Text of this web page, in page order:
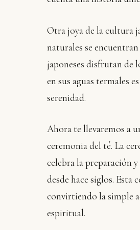
Otra joya de la cultura
naturales se
japoneses disfrutan de
en sus aguas termales
serenidad.
Ahora te llevaremos a
ceremonia del té. La
celebra la preparación
desde hace siglos. Esta
convirtiendo la simple
espiritual.